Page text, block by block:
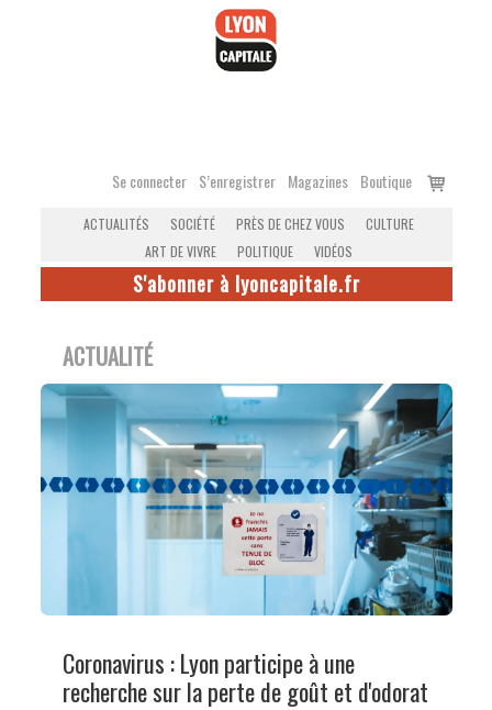
Se connecter S’enregistrer Magazines Boutique
Voir
ACTUALITÉS SOCIÉTÉ PRÈS DE CHEZ VOUS
CULTURE
ART DE VIVRE
POLITIQUE VIDÉOS
S'abonner à lyoncapitale.fr
ACTUALITÉ
Coronavirus : Lyon participe à une
recherche sur la perte de goût et d'odorat